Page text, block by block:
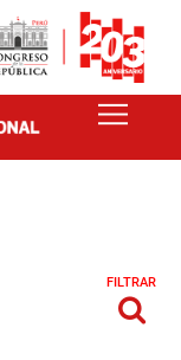
FILTRAR